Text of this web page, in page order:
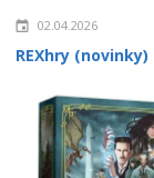
02.04.2026
REXhry (novinky)